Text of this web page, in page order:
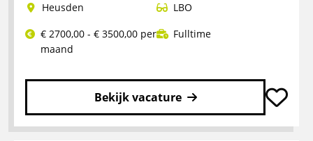
Heusden
LBO
€ 2700,00 - € 3500,00 per
maand
Fulltime
Bekijk vacature
Lees